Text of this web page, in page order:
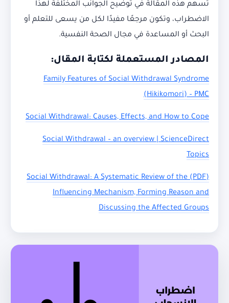
تسهم هذه المقالة في توضيح الجوانب المختلفة لهذا
الاضطراب، وتكون مرجعًا مفيدًا لكل من يسعى للتعلم أو
البحث أو المساعدة في مجال الصحة النفسية.
المصادر المستعملة لكتابة المقال:
Family Features of Social Withdrawal Syndrome
(Hikikomori) – PMC
Social Withdrawal: Causes, Effects, and How to Cope
Social Withdrawal – an overview | ScienceDirect
Topics
(PDF) Social Withdrawal: A Systematic Review of the
Influencing Mechanism, Forming Reason and
Discussing the Affected Groups